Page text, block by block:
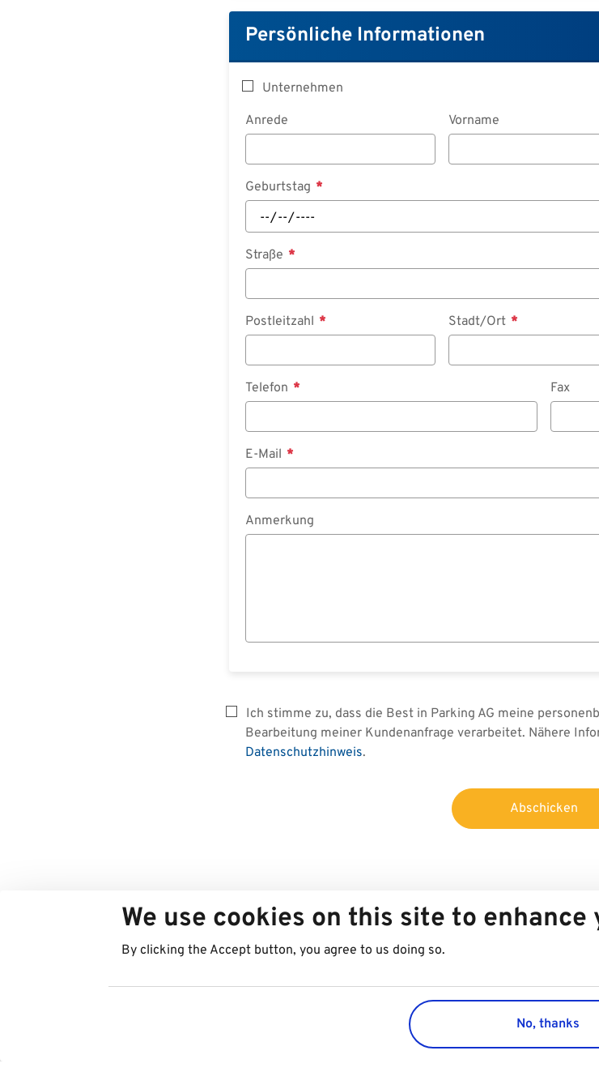
Persönliche Informationen
Unternehmen
Anrede
Vorname
Geburtstag
Straße
Postleitzahl Stadt/Ort
Telefon Fax
E-Mail
Anmerkung
Ich stimme zu, dass die Best in Parking AG meine
Bearbeitung meiner Kundenanfrage verarbeitet. Nähere
Datenschutzhinweis.
Abschicken
We use cookies on this site to
By clicking the Accept button, you agree to us doing so.
No, thanks